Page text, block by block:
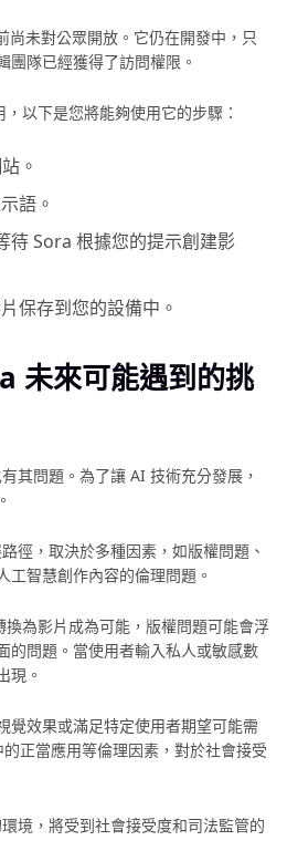
未對公眾開放。它仍在開發中，只
團隊已經獲得了訪問權限。
以下是您將能夠使用它的步驟：
。
語。
待 Sora 根據您的提示創建影
保存到您的設備中。
未來可能遇到的挑
其問題。為了讓 AI 技術充分發展，
徑，取決於多種因素，如版權問題、
工智慧創作內容的倫理問題。
為影片成為可能，版權問題可能會浮
的問題。當使用者輸入私人或敏感數
現。
覺效果或滿足特定使用者期望可能需
正當應用等倫理因素，對於社會接受
境，將受到社會接受度和司法監管的